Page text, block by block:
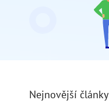
Nejnovější články